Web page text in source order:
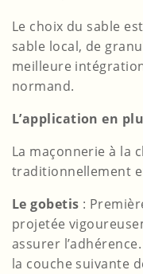
Le choix du sable
sable local, de
meilleure
normand.
L’application en
La maçonnerie à la
traditionnellement
Le gobetis :
projetée
assurer
la couche suivante